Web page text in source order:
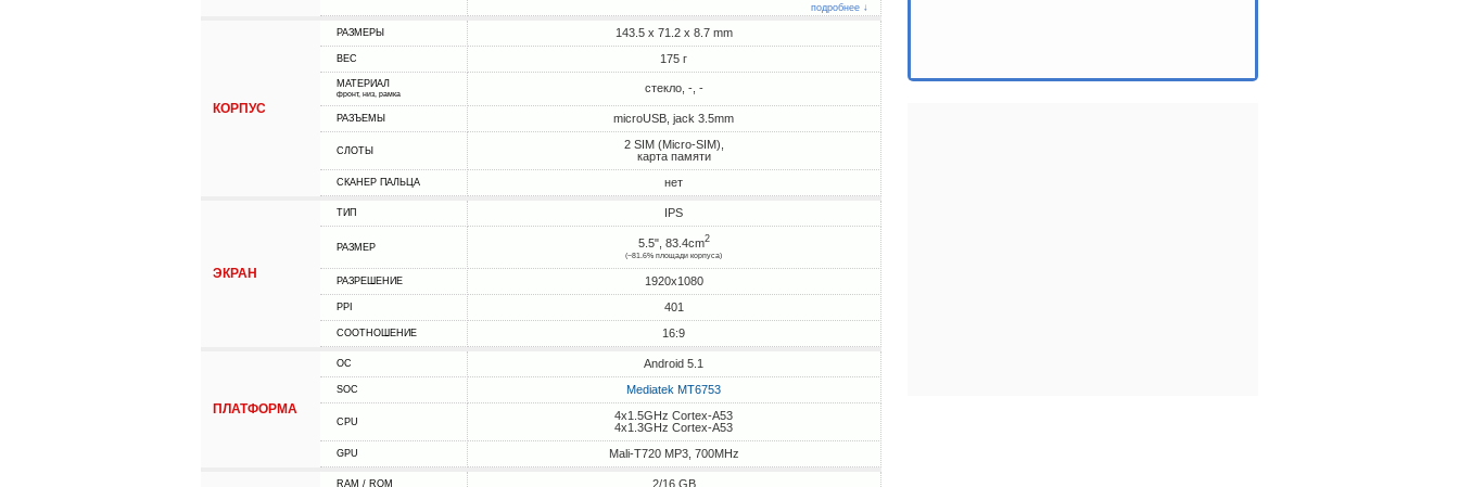
подробнее ↓
КОРПУС
РАЗМЕРЫ 143.5 x 71.2 x 8.7 mm
ВЕС 175 г
МАТЕРИАЛ
фронт, низ, рамка стекло, -, -
РАЗЪЕМЫ microUSB, jack 3.5mm
СЛОТЫ
2 SIM (Micro-SIM),
карта памяти
СКАНЕР ПАЛЬЦА нет
ЭКРАН
ТИП IPS
РАЗМЕР 5.5", 83.4cm2
(~81.6% площади корпуса)
РАЗРЕШЕНИЕ 1920x1080
PPI 401
СООТНОШЕНИЕ 16:9
ПЛАТФОРМА
ОС Android 5.1
SOC Mediatek MT6753
CPU
4x1.5GHz Cortex-A53
4x1.3GHz Cortex-A53
GPU Mali-T720 MP3, 700MHz
RAM / ROM 2/16 GB